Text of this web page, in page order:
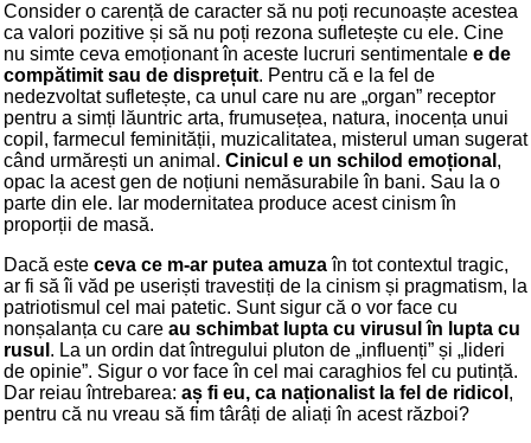
Consider o carență de caracter să nu poți recunoaște acestea
ca valori pozitive și să nu poți rezona sufletește cu ele. Cine
nu simte ceva emoționant în aceste lucruri sentimentale e de
compătimit sau de disprețuit. Pentru că e la fel de
nedezvoltat sufletește, ca unul care nu are „organ” receptor
pentru a simți lăuntric arta, frumusețea, natura, inocența unui
copil, farmecul feminității, muzicalitatea, misterul uman sugerat
când urmărești un animal. Cinicul e un schilod emoțional ,
opac la acest gen de noțiuni nemăsurabile în bani. Sau la o
parte din ele. Iar modernitatea produce acest cinism în
proporții de masă.
Dacă este ceva ce m-ar putea amuzaîn tot contextul tragic,
ar fi să îi văd pe useriști travestiți de la cinism și pragmatism, la
patriotismul cel mai patetic. Sunt sigur că o vor face cu
nonșalanța cu care au schimbat lupta cu virusul în lupta cu
rusul . La un ordin dat întregului pluton de „influenți” și „lideri
de opinie”. Sigur o vor face în cel mai caraghios fel cu putință.
Dar reiau întrebarea: aș fi eu, ca naționalist la fel de ridicol ,
pentru că nu vreau să fim târâți de aliați în acest război?